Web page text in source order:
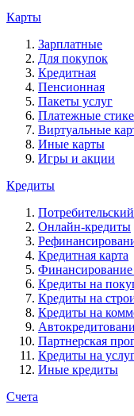
Карты
Зарплатные
Для покупок
Кредитная
Пенсионная
Пакеты услуг
Платежные
Виртуальные
Иные карты
Игры и акции
Кредиты
Потребительский
Онлайн-кредиты
Кредитная карта
Кредиты на
Кредиты на
Кредиты на
Партнерская
Кредиты на
Иные кредиты
Счета